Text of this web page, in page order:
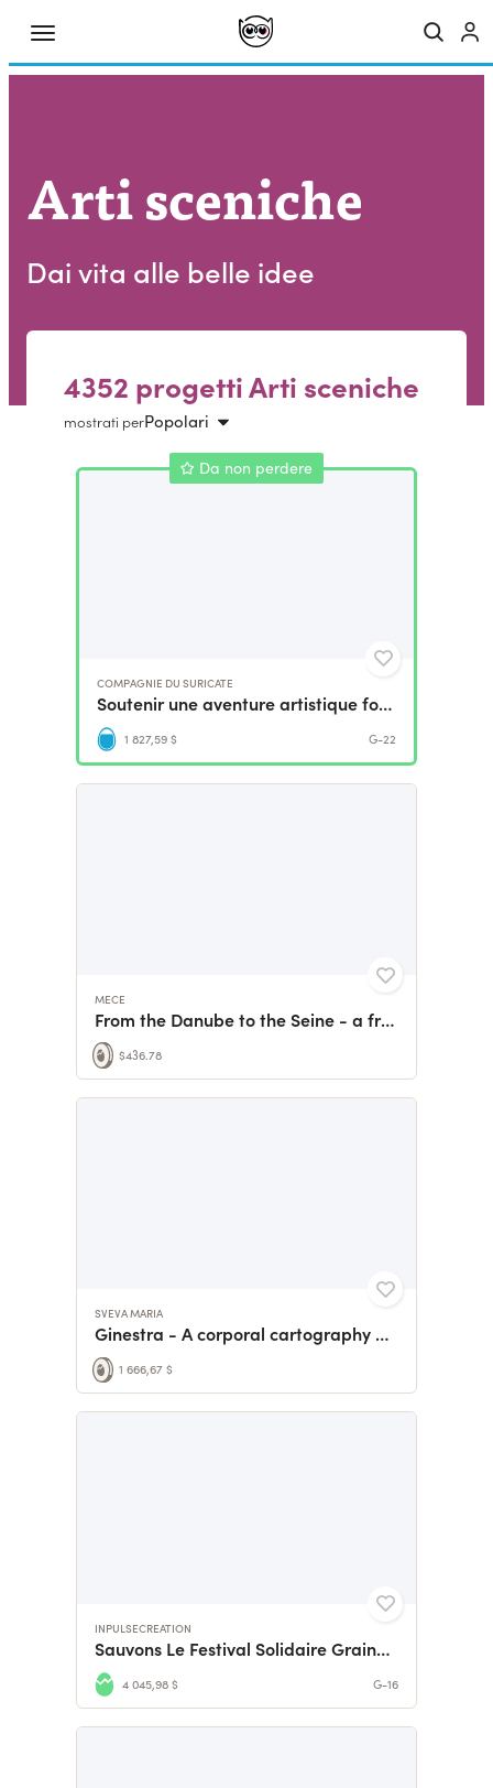
Arti sceniche
Dai vita alle belle idee
4352 progetti Arti sceniche
mostrati perPopolari
Da non perdere
COMPAGNIE DU SURICATE
Soutenir une aventure artistique formidable
1 827,59 $ G-22
MECE
From the Danube to the Seine - a free outdoor piano concert
$436.78
SVEVA MARIA
Ginestra - A corporal cartography of a porous city
1 666,67 $
INPULSECREATION
Sauvons Le Festival Solidaire Graines d’Artistes ! ! !
4 045,98 $ G-16